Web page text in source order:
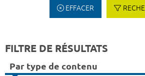
EFFACER
FILTRE DE RÉSULTATS
Par type de contenu